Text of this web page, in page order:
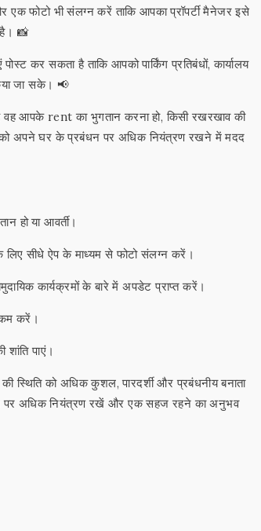
फोटो भी संलग्न करें ताकि आपका प्रॉपर्टी मैनेजर इसे
📸
कर सकता है ताकि आपको पार्किंग प्रतिबंधों, कार्यालय
जा सके। 📢
आपके rent का भुगतान करना हो, किसी रखरखाव की
अपने घर के प्रबंधन पर अधिक नियंत्रण रखने में मदद
हो या आवर्ती।
लिए सीधे ऐप के माध्यम से फोटो संलग्न करें।
कार्यक्रमों के बारे में अपडेट प्राप्त करें।
कम करें।
पाएं।
को अधिक कुशल, पारदर्शी और प्रबंधनीय बनाता
पर अधिक नियंत्रण रखें और एक सहज रहने का अनुभव